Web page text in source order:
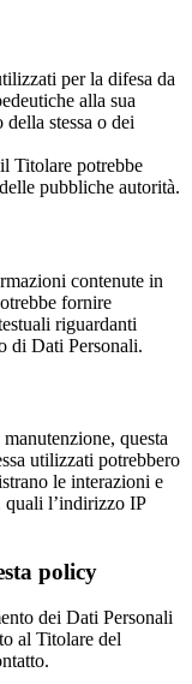
per la difesa da
alla sua
stessa o dei
Titolare potrebbe
pubbliche autorità.
contenute in
fornire
riguardanti
di Dati Personali.
questa
utilizzati potrebbero
le interazioni e
quali l’indirizzo IP
policy
dei Dati Personali
al Titolare del